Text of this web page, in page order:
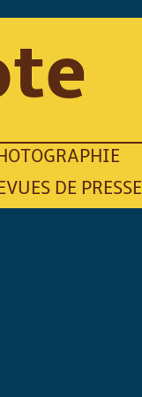
DE PRESSE